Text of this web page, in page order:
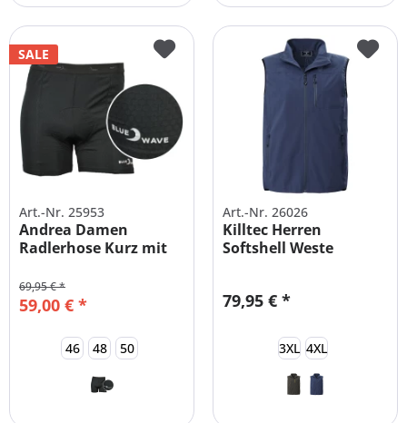
SALE
Art.-Nr. 25953
Andrea Damen
Radlerhose Kurz mit
59,00 € *
69,95 € *
46 48 50
Art.-Nr. 26026
Killtec Herren
Softshell Weste
79,95 € *
3XL 4XL